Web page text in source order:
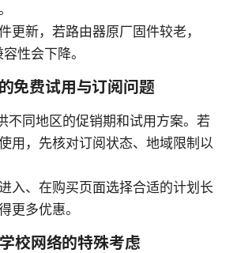
更新，若路由器原厂固件较老，
性会下降。
免费试用与订阅问题
不同地区的促销期和试用方案。若
用，先核对订阅状态、地域限制以
入、在购买页面选择合适的计划长
更多优惠。
校网络的特殊考虑